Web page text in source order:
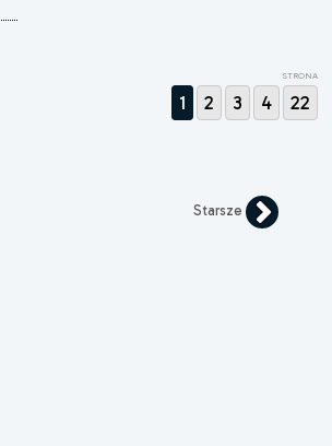
STRONA
1 2 3 4 22
Starsze